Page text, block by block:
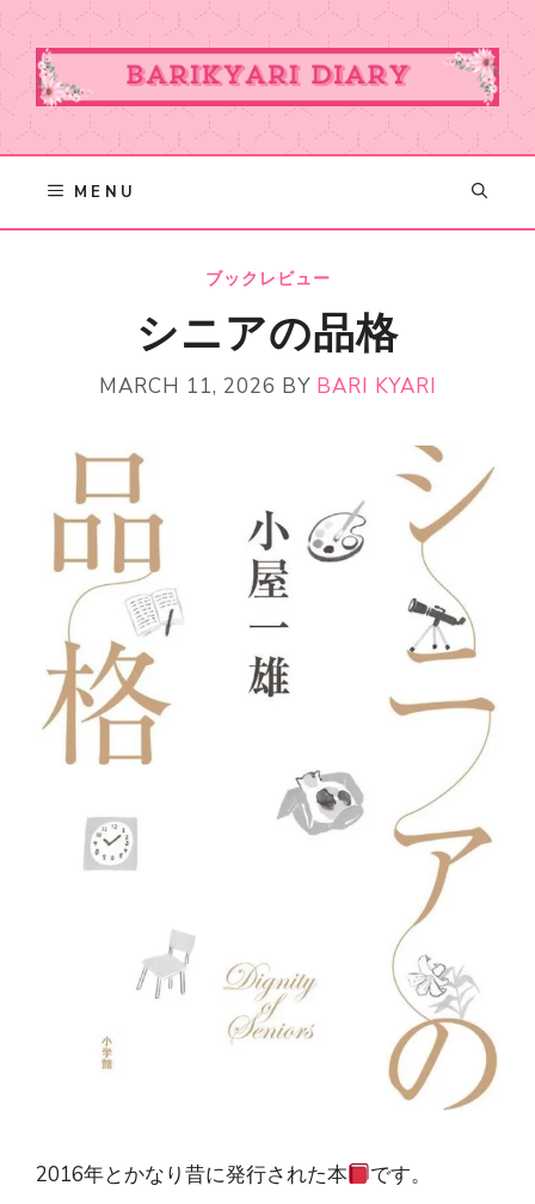
Skip
to
content
MENU
ブックレビュー
シニアの品格
MARCH 11, 2026 BY BARI KYARI
2016年とかなり昔に発行された本 です。